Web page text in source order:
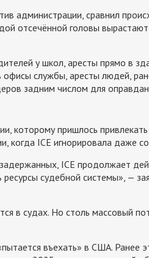
администрации, сравнил
отсечённой головы
у школ, аресты прямо в
офисы службы, аресты людей,
задним числом для
которому пришлось
когда ICE игнорировала даже
ICE продолжает
судебной системы», —
в судах. Но столь массовый
въехать» в США. Ранее